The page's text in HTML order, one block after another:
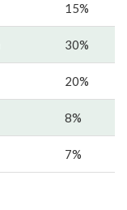
15%
30%
20%
8%
7%